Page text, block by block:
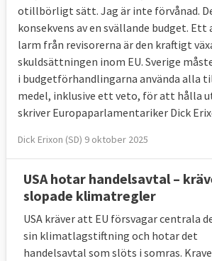
otillbörligt sätt. Jag är inte förvånad.
konsekvens av en svällande budget.
larm från revisorerna är den kraftigt
skuldsättningen inom EU. Sverige
i budgetförhandlingarna använda alla
medel, inklusive ett veto, för att hålla
skriver Europaparlamentariker Dick
Dick Erixon (SD) 9 oktober 2025
USA hotar handelsavtal –
slopade klimatregler
USA kräver att EU försvagar centrala
sin klimatlagstiftning och hotar det
handelsavtal som slöts i somras.